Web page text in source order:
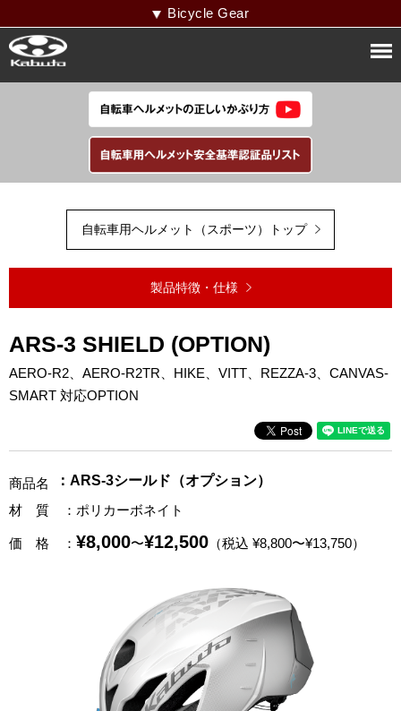
Bicycle Gear
自転車用ヘルメット（スポーツ）トップ
製品特徴・仕様
ARS-3 SHIELD (OPTION)
AERO-R2、AERO-R2TR、HIKE、VITT、REZZA-3、CANVAS-
SMART 対応OPTION
商品名
：ARS-3シールド（オプション）
材 質
：ポリカーボネイト
価 格 ： ¥8,000〜¥12,500 （税込 ¥8,800〜¥13,750）